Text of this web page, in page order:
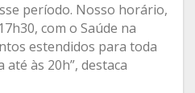
período. Nosso horário,
com o Saúde na
estendidos para toda
às 20h”, destaca